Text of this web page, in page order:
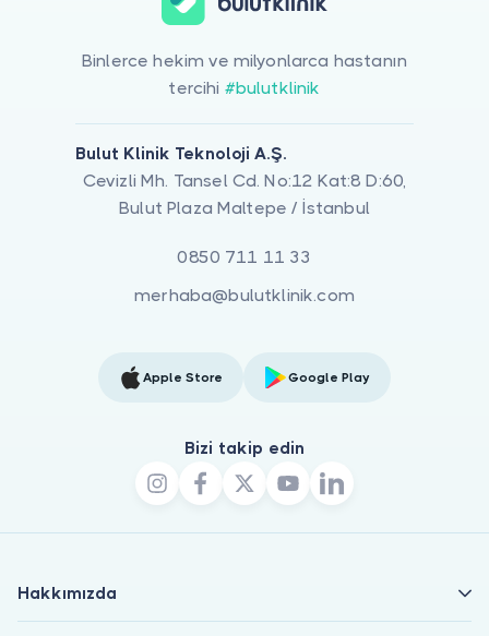
Binlerce hekim ve milyonlarca hastanın
tercihi #bulutklinik
Bulut Klinik Teknoloji A.Ş.
Cevizli Mh. Tansel Cd. No:12 Kat:8 D:60,
Bulut Plaza Maltepe / İstanbul
0850 711 11 33
merhaba@bulutklinik.com
Apple Store Google Play
Bizi takip edin
Hakkımızda